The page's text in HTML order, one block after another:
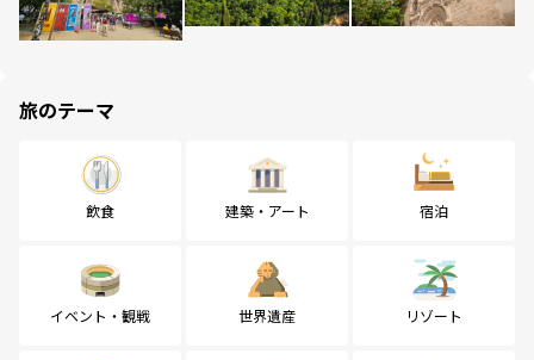
旅のテーマ
飲食 建築・アート 宿泊
イベント・観戦 世界遺産 リゾート